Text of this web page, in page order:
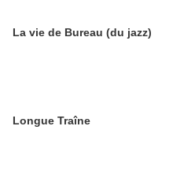
La vie de Bureau (du jazz)
Longue Traîne